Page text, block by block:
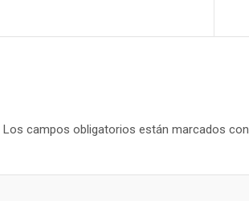
Los campos obligatorios están marcados con